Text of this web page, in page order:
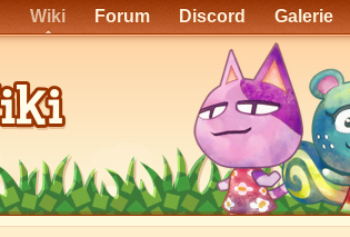
Wiki Forum Discord Galerie